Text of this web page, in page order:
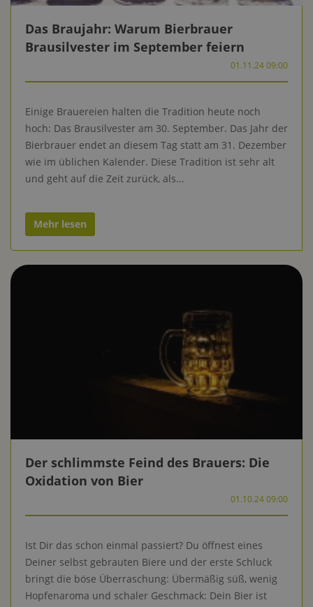
Das Braujahr: Warum Bierbrauer
Brausilvester im September feiern
01.11.24 09:00
Einige Brauereien halten die Tradition heute noch
hoch: Das Brausilvester am 30. September. Das Jahr der
Bierbrauer endet an diesem Tag statt am 31. Dezember
wie im üblichen Kalender. Diese Tradition ist sehr alt
und geht auf die Zeit zurück, als...
Mehr lesen
Der schlimmste Feind des Brauers: Die
Oxidation von Bier
01.10.24 09:00
Ist Dir das schon einmal passiert? Du öffnest eines
Deiner selbst gebrauten Biere und der erste Schluck
bringt die böse Überraschung: Übermäßig süß, wenig
Hopfenaroma und schaler Geschmack: Dein Bier ist